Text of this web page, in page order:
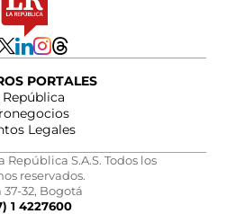
PORTALES
República
Legales
S.A.S. Todos los
reservados.
37-32, Bogotá
1 4227600